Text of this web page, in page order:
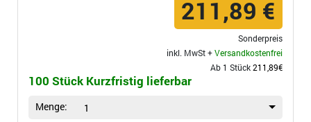
211,89 €
Sonderpreis
inkl. MwSt +Versandkostenfrei
Ab 1 Stück211,89€
100 Stück Kurzfristig lieferbar
Menge: 1